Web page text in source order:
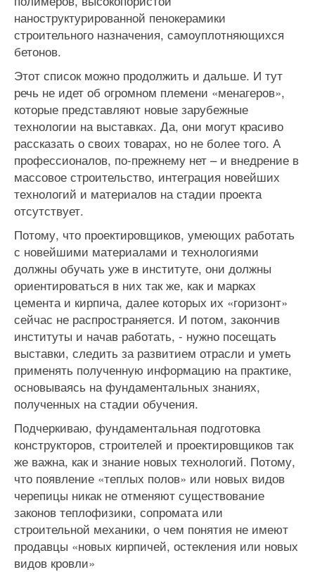
наноструктурированной пенокерамики
строительного назначения, самоуплотняющихся
бетонов.
Этот список можно продолжить и дальше. И тут
речь не идет об огромном племени «менагеров»,
которые представляют новые зарубежные
технологии на выставках. Да, они могут красиво
рассказать о своих товарах, но не более того. А
профессионалов, по-прежнему нет – и внедрение в
массовое строительство, интеграция новейших
технологий и материалов на стадии проекта
отсутствует.
Потому, что проектировщиков, умеющих работать
с новейшими материалами и технологиями
должны обучать уже в институте, они должны
ориентироваться в них так же, как и марках
цемента и кирпича, далее которых их «горизонт»
сейчас не распространяется. И потом, закончив
институты и начав работать, - нужно посещать
выставки, следить за развитием отрасли и уметь
применять полученную информацию на практике,
основываясь на фундаментальных знаниях,
полученных на стадии обучения.
Подчеркиваю, фундаментальная подготовка
конструкторов, строителей и проектировщиков так
же важна, как и знание новых технологий. Потому,
что появление «теплых полов» или новых видов
черепицы никак не отменяют существование
законов теплофизики, сопромата или
строительной механики, о чем понятия не имеют
продавцы «новых кирпичей, остекления или новых
видов кровли»